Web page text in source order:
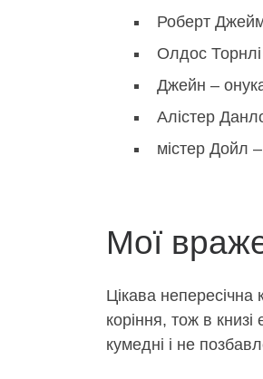
Роберт
Олдос
Джейн –
Алістер
містер Дойл
Мої
Цікава непересічна
коріння, тож в
кумедні і не